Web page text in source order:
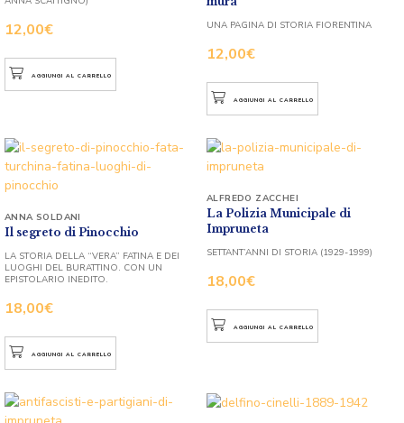
12,00€
AGGIUNGI AL CARRELLO
12,00€
UNA PAGINA DI STORIA FIORENTINA
AGGIUNGI AL CARRELLO
Il segreto di Pinocchio
18,00€
ANNA SOLDANI
LA STORIA DELLA “VERA” FATINA E DEI
LUOGHI DEL BURATTINO. CON UN
EPISTOLARIO INEDITO.
AGGIUNGI AL CARRELLO
La Polizia Municipale di
Impruneta
18,00€
ALFREDO ZACCHEI
SETTANT’ANNI DI STORIA (1929-1999)
AGGIUNGI AL CARRELLO